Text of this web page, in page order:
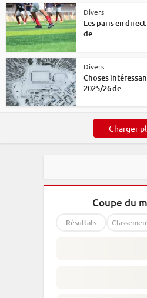
Divers
Les paris en
de...
Divers
Choses
2025/26 de...
Charger
Coupe du
Résultats